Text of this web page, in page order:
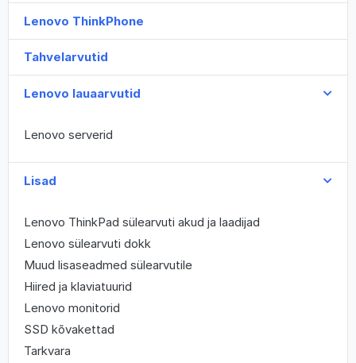
Lenovo ThinkPhone
Tahvelarvutid
Lenovo lauaarvutid
Lenovo serverid
Lisad
Lenovo ThinkPad sülearvuti akud ja laadijad
Lenovo sülearvuti dokk
Muud lisaseadmed sülearvutile
Hiired ja klaviatuurid
Lenovo monitorid
SSD kõvakettad
Tarkvara